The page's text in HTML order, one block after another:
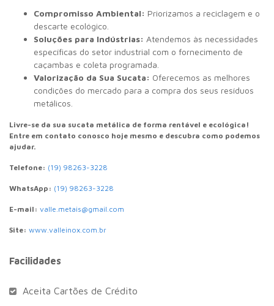
Compromisso Ambiental: Priorizamos a reciclagem e o
descarte ecológico.
Soluções para Indústrias: Atendemos às necessidades
específicas do setor industrial com o fornecimento de
caçambas e coleta programada.
Valorização da Sua Sucata: Oferecemos as melhores
condições do mercado para a compra dos seus resíduos
metálicos.
Livre-se da sua sucata metálica de forma rentável e ecológica!
Entre em contato conosco hoje mesmo e descubra como podemos
ajudar.
Telefone: (19) 98263-3228
WhatsApp: (19) 98263-3228
E-mail: valle.metais@gmail.com
Site: www.valleinox.com.br
Facilidades
Aceita Cartões de Crédito